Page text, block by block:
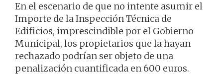
En el escenario de que no intente asumir el
Importe de la Inspección Técnica de
Edificios, imprescindible por el Gobierno
Municipal, los propietarios que la hayan
rechazado podrían ser objeto de una
penalización cuantificada en 600 euros.